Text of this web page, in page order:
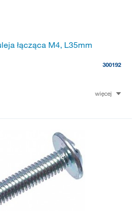
łącząca M4, L35mm
300192
więcej